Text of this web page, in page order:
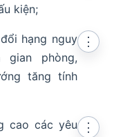
kiện;
hạng nguy
phòng,
tăng tính
⋮
cao các yêu
⋮